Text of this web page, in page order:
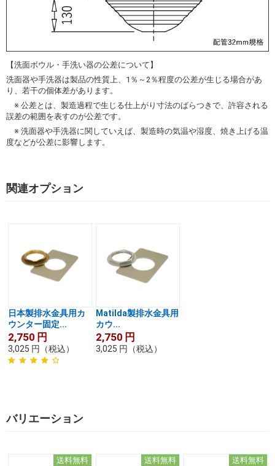
【洗面ボウル・手洗い器の公差について】
洗面器や手洗器は製品の性質上、1％～2％程度の公差が生じる場合があ
り、若干の個体差があります。
※ 公差とは、製造過程で生じる仕上がり寸法のばらつきで、許容される
誤差の範囲を表すのが公差です。
※ 洗面器や手洗器に関していえば、製造時の気温や湿度、焼き上げる温
度などが公差に影響します。
関連オプション
日本製排水金具用カ
ウンター固定...
2,750 円
3,025 円 （税込）
Matilda製排水金具用
カウ...
2,750 円
3,025 円 （税込）
バリエーション
送料無料 送料無料 送料無料